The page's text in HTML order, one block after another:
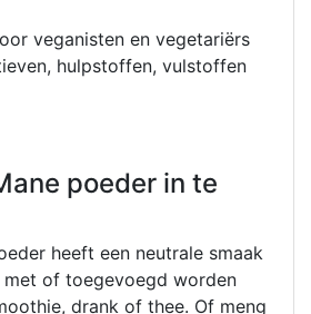
veganisten en vegetariërs
hulpstoffen, vulstoffen
poeder in te
heeft een neutrale smaak
met of toegevoegd worden
drank of thee. Of meng